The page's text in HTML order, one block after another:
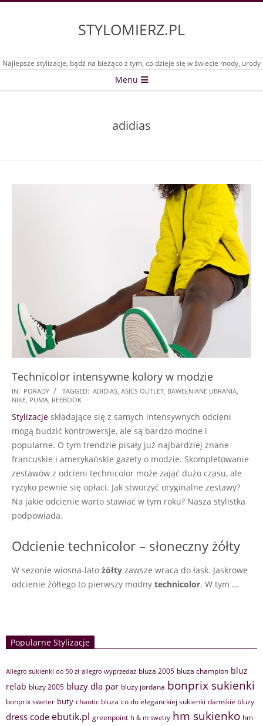
STYLOMIERZ.PL
Najlepsze stylizacje, bądź na bieżąco z tym, co dzieje się w świecie mody, urody
Menu
adidias
Technicolor intensywne kolory w modzie
2025-
06-
17
IN: PORADY TAGGED: ADIDIAS ASICS OUTLET BAWEŁNIANE UBRANIA
NIKE PUMA REEBOOK
Stylizacje składające się z samych intensywnych odcieni
mogą budzić kontrowersje, ale są bardzo modne i
popularne. O tym trendzie pisały już najbardziej znane
francuskie i amerykańskie gazety o modzie. Skompletowanie
zestawów z odcieni technicolor może zająć dużo czasu, ale
ryzyko pewnie się opłaci. Jak stworzyć oryginalne zestawy?
Na jakie odcienie warto stawiać w tym roku? Nasza stylistka
podpowiada.
Odcienie technicolor – słoneczny żółty
W sezonie wiosna-lato żółty zawsze wraca do łask. Jaskrowe
odcienie żółtego to pierwszy modny technicolor. W tym …
Popularne Stylizacje
Allegro sukienki do 50 zł allegro wyprzedaż bluza 2005 bluza champion bluz
relab bluzy 2005 bluzy dla par bluzy jordana bonprix sukienki
bonprix sweter buty chaotic bluza co do eleganckiej sukienki damskie bluzy
dress code ebutik.pl greenpoint h & m swetry hm sukienko hm